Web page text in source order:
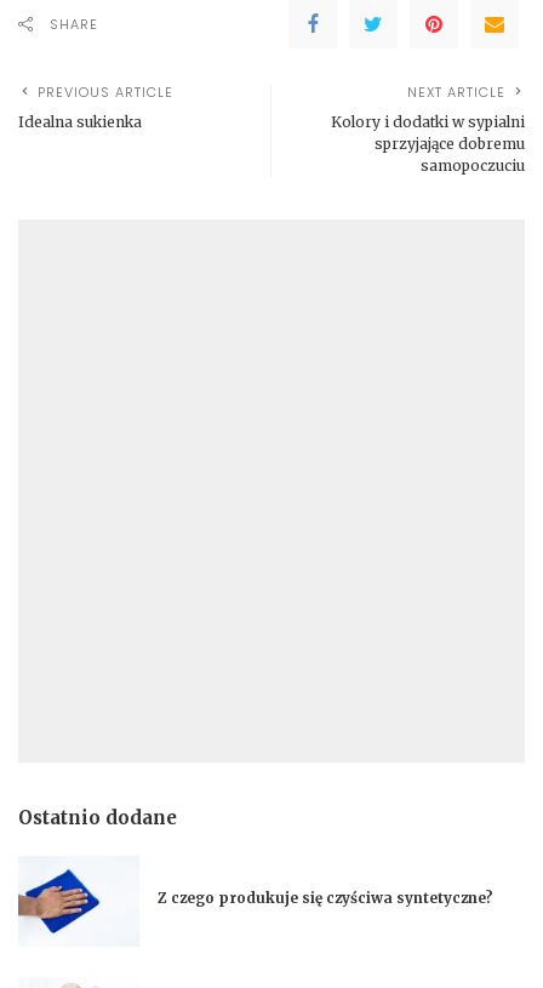
SHARE
PREVIOUS ARTICLE
Idealna sukienka
NEXT ARTICLE
Kolory i dodatki w sypialni
sprzyjające dobremu
samopoczuciu
Ostatnio dodane
Z czego produkuje się czyściwa syntetyczne?